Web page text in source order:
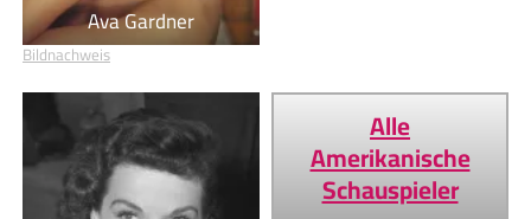
Ava Gardner
Bildnachweis
Alle
Amerikanische
Schauspieler